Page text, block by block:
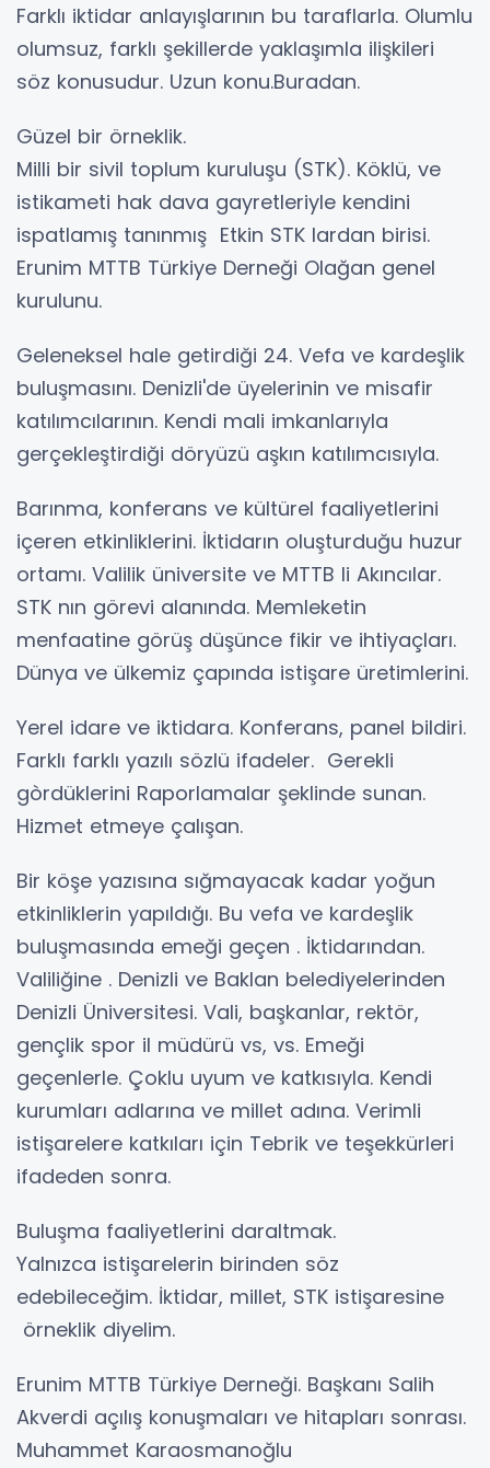
Farklı iktidar anlayışlarının bu taraflarla. Olumlu
olumsuz, farklı şekillerde yaklaşımla ilişkileri
söz konusudur. Uzun konu.Buradan.
Güzel bir örneklik.
Milli bir sivil toplum kuruluşu (STK). Köklü, ve
istikameti hak dava gayretleriyle kendini
ispatlamış tanınmış Etkin STK lardan birisi.
Erunim MTTB Türkiye Derneği Olağan genel
kurulunu.
Geleneksel hale getirdiği 24. Vefa ve kardeşlik
buluşmasını. Denizli'de üyelerinin ve misafir
katılımcılarının. Kendi mali imkanlarıyla
gerçekleştirdiği döryüzü aşkın katılımcısıyla.
Barınma, konferans ve kültürel faaliyetlerini
içeren etkinliklerini. İktidarın oluşturduğu huzur
ortamı. Valilik üniversite ve MTTB li Akıncılar.
STK nın görevi alanında. Memleketin
menfaatine görüş düşünce fikir ve ihtiyaçları.
Dünya ve ülkemiz çapında istişare üretimlerini.
Yerel idare ve iktidara. Konferans, panel bildiri.
Farklı farklı yazılı sözlü ifadeler. Gerekli
gòrdüklerini Raporlamalar şeklinde sunan.
Hizmet etmeye çalışan.
Bir köşe yazısına sığmayacak kadar yoğun
etkinliklerin yapıldığı. Bu vefa ve kardeşlik
buluşmasında emeği geçen . İktidarından.
Valiliğine . Denizli ve Baklan belediyelerinden
Denizli Üniversitesi. Vali, başkanlar, rektör,
gençlik spor il müdürü vs, vs. Emeği
geçenlerle. Çoklu uyum ve katkısıyla. Kendi
kurumları adlarına ve millet adına. Verimli
istişarelere katkıları için Tebrik ve teşekkürleri
ifadeden sonra.
Buluşma faaliyetlerini daraltmak.
Yalnızca istişarelerin birinden söz
edebileceğim. İktidar, millet, STK istişaresine
örneklik diyelim.
Erunim MTTB Türkiye Derneği. Başkanı Salih
Akverdi açılış konuşmaları ve hitapları sonrası.
Muhammet Karaosmanoğlu